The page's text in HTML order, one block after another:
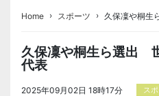
Home › スポーツ › 久保凜や桐生
久保凜や桐生ら選出
代表
2025年09月02日 18時17分 ス